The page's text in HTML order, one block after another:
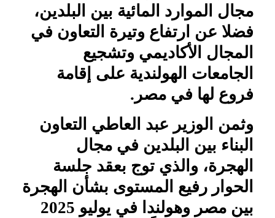
مجال الموارد المائية بين البلدين،
فضلا عن ارتفاع وتيرة التعاون في
المجال الأكاديمي وتشجيع
الجامعات الهولندية على إقامة
فروع لها في مصر.
وثمن الوزير عبد العاطي التعاون
البناء بين البلدين في مجال
الهجرة، والذي توج بعقد جلسة
الحوار رفيع المستوى بشأن الهجرة
بين مصر وهولندا في يوليو 2025